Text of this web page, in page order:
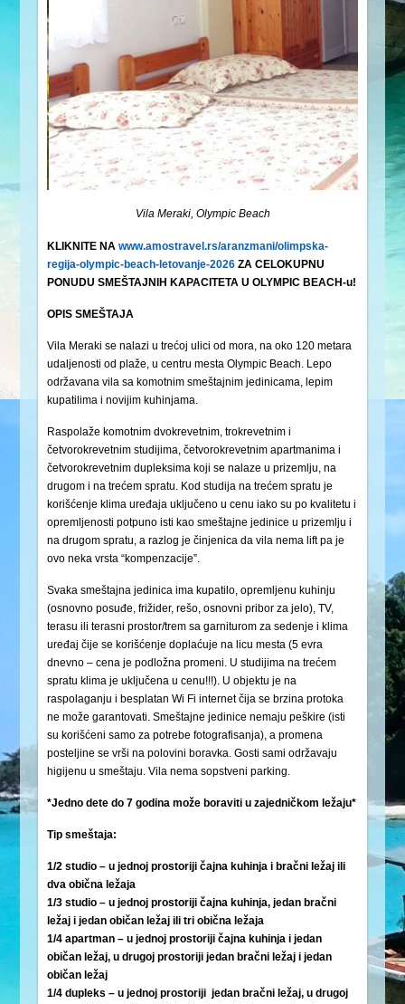
Vila Meraki, Olympic Beach
KLIKNITE NAwww.amostravel.rs/aranzmani/olimpska-
regija-olympic-beach-letovanje-2026 ZA CELOKUPNU
PONUDU SMEŠTAJNIH KAPACITETA U OLYMPIC BEACH-u!
OPIS SMEŠTAJA
Vila Meraki se nalazi u trećoj ulici od mora, na oko 120 metara
udaljenosti od plaže, u centru mesta Olympic Beach. Lepo
održavana vila sa komotnim smeštajnim jedinicama, lepim
kupatilima i novijim kuhinjama.
Raspolaže komotnim dvokrevetnim, trokrevetnim i
četvorokrevetnim studijima, četvorokrevetnim apartmanima i
četvorokrevetnim dupleksima koji se nalaze u prizemlju, na
drugom i na trećem spratu. Kod studija na trećem spratu je
korišćenje klima uređaja uključeno u cenu iako su po kvalitetu i
opremljenosti potpuno isti kao smeštajne jedinice u prizemlju i
na drugom spratu, a razlog je činjenica da vila nema lift pa je
ovo neka vrsta “kompenzacije”.
Svaka smeštajna jedinica ima kupatilo, opremljenu kuhinju
(osnovno posuđe, frižider, rešo, osnovni pribor za jelo), TV,
terasu ili terasni prostor/trem sa garniturom za sedenje i klima
uređaj čije se korišćenje doplaćuje na licu mesta (5 evra
dnevno – cena je podložna promeni. U studijima na trećem
spratu klima je uključena u cenu!!!). U objektu je na
raspolaganju i besplatan Wi Fi internet čija se brzina protoka
ne može garantovati. Smeštajne jedinice nemaju peškire (isti
su korišćeni samo za potrebe fotografisanja), a promena
posteljine se vrši na polovini boravka. Gosti sami održavaju
higijenu u smeštaju. Vila nema sopstveni parking.
*Jedno dete do 7 godina može boraviti u zajedničkom ležaju*
Tip smeštaja:
1/2 studio – u jednoj prostoriji čajna kuhinja i bračni ležaj ili
dva obična ležaja
1/3 studio – u jednoj prostoriji čajna kuhinja, jedan bračni
ležaj i jedan običan ležaj ili tri obična ležaja
1/4 apartman – u jednoj prostoriji čajna kuhinja i jedan
običan ležaj, u drugoj prostoriji jedan bračni ležaj i jedan
običan ležaj
1/4 dupleks – u jednoj prostoriji jedan bračni ležaj, u drugoj